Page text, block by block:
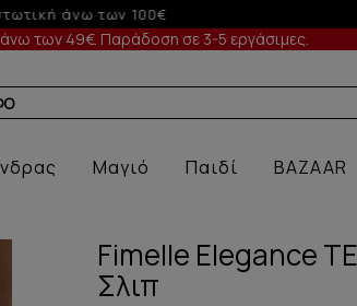
με πιστωτική άνω των 50€
των 49€. Παράδοση σε 3-5 εργάσιμες.
Μαγιό Παιδί BAZAAR
Fimelle Elegance
Σλιπ